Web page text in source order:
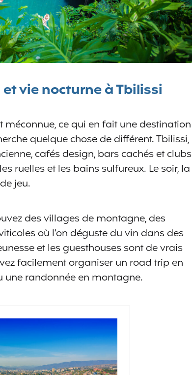
vie nocturne à Tbilissi
méconnue, ce qui en fait une destination
quelque chose de différent. Tbilissi,
cafés design, bars cachés et clubs
ruelles et les bains sulfureux. Le soir, la
jeu.
des villages de montagne, des
où l’on déguste du vin dans des
et les guesthouses sont de vrais
facilement organiser un road trip en
une randonnée en montagne.